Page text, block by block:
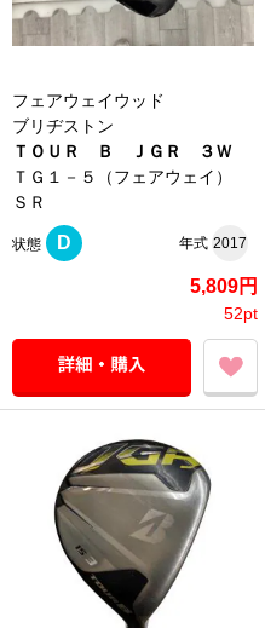
フェアウェイウッド
ブリヂストン
ＴＯＵＲ Ｂ ＪＧＲ ３Ｗ
ＴＧ１－５（フェアウェイ）
ＳＲ
状態 D 年式 2017
5,809円
52pt